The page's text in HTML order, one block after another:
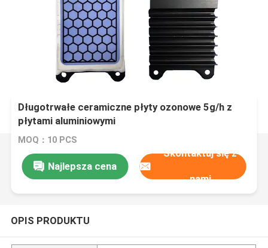
Długotrwałe ceramiczne płyty ozonowe 5g/h z
płytami aluminiowymi
MOQ：10 PCS
Najlepsza cena
Skontaktuj się z
nami
OPIS PRODUKTU